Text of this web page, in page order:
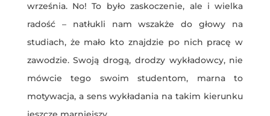
września. No! To było zaskoczenie, ale i wielka
radość – natłukli nam wszakże do głowy na
studiach, że mało kto znajdzie po nich pracę w
zawodzie. Swoją drogą, drodzy wykładowcy, nie
mówcie tego swoim studentom, marna to
motywacja, a sens wykładania na takim kierunku